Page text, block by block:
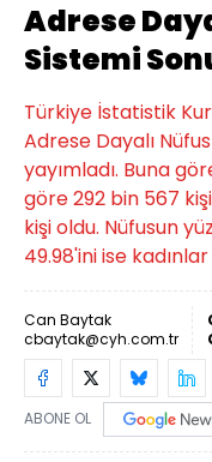
Adrese
Sistemi
Türkiye İstatistik
Adrese Dayalı
yayımladı. Buna
göre 292 bin 567
kişi oldu. Nüfusun
49.98'ini ise
Can Baytak
cbaytak@cyh.com.tr
ABONE OL